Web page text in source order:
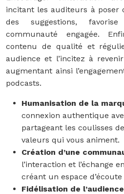
incitant les auditeurs à poser
des suggestions,
communauté engagée.
contenu de qualité et
audience et l’incitez à
augmentant ainsi
podcasts.
Humanisation de la
connexion authentique
partageant les coulisses
valeurs qui vous animent.
Création d’une
l’interaction et l’échange
créant un espace
Fidélisation de